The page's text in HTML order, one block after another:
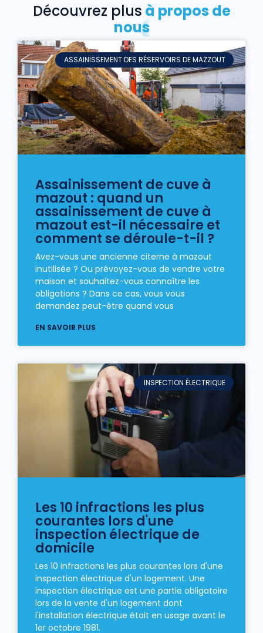
Découvrez plus à propos de
nous
ASSAINISSEMENT DES RÉSERVOIRS DE MAZZOUT
Assainissement de cuve à
mazout : quand un
assainissement de cuve à
mazout est-il nécessaire et
comment se déroule-t-il ?
Avez-vous une ancienne citerne à mazout
inutilisée ? Ou prévoyez-vous de vendre votre
maison et souhaitez-vous connaître les
obligations ? Dans ce cas, vous vous
demandez peut-être quand vous
EN SAVOIR PLUS
INSPECTION ÉLECTRIQUE
Les 10 infractions les plus
courantes lors d'une
inspection électrique de
domicile
Les 10 infractions les plus courantes lors d'une
inspection électrique d'un logement. Une
inspection électrique est une partie obligatoire
lors de la vente d'un logement dont
l'installation électrique était en usage avant le
1er octobre 1981.